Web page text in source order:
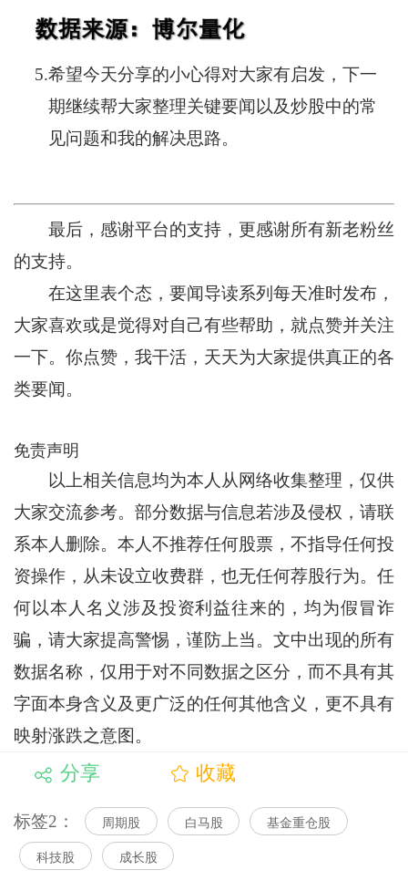
5.希望今天分享的小心得对大家有启发，下一
期继续帮大家整理关键要闻以及炒股中的常
见问题和我的解决思路。
最后，感谢平台的支持，更感谢所有新老粉丝
的支持。
在这里表个态，要闻导读系列每天准时发布，
大家喜欢或是觉得对自己有些帮助，就点赞并关注
一下。你点赞，我干活，天天为大家提供真正的各
类要闻。
免责声明
以上相关信息均为本人从网络收集整理，仅供
大家交流参考。部分数据与信息若涉及侵权，请联
系本人删除。本人不推荐任何股票，不指导任何投
资操作，从未设立收费群，也无任何荐股行为。任
何以本人名义涉及投资利益往来的，均为假冒诈
骗，请大家提高警惕，谨防上当。文中出现的所有
数据名称，仅用于对不同数据之区分，而不具有其
字面本身含义及更广泛的任何其他含义，更不具有
映射涨跌之意图。
分享 收藏
标签2： 周期股 白马股 基金重仓股
科技股 成长股